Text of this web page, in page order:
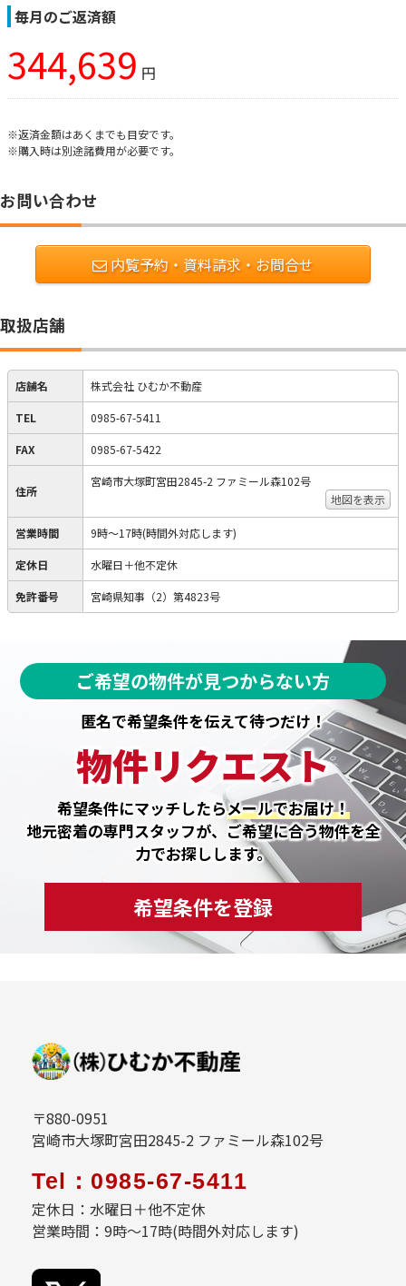
毎月のご返済額
344,639 円
※返済金額はあくまでも目安です。
※購入時は別途諸費用が必要です。
お問い合わせ
内覧予約・資料請求・お問合せ
取扱店舗
店舗名 株式会社 ひむか不動産
TEL 0985-67-5411
FAX 0985-67-5422
住所
宮崎市大塚町宮田2845-2 ファミール森102号
地図を表示
営業時間 9時～17時(時間外対応します)
定休日 水曜日＋他不定休
免許番号 宮崎県知事（2）第4823号
ご希望の物件が見つからない方
匿名で希望条件を伝えて待つだけ！
物件リクエスト
希望条件にマッチしたらメールでお届け！
地元密着の専門スタッフが、ご希望に合う物件を全
力でお探しします。
希望条件を登録
〒880-0951
宮崎市大塚町宮田2845-2 ファミール森102号
Tel：0985-67-5411
定休日：水曜日＋他不定休
営業時間：9時～17時(時間外対応します)